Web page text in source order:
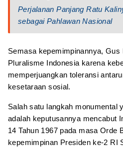
Perjalanan Panjang Ratu
sebagai Pahlawan Nasional
Semasa kepemimpinannya,
Pluralisme Indonesia karena
memperjuangkan toleransi
kesetaraan sosial.
Salah satu langkah monumental
adalah keputusannya mencabut
14 Tahun 1967 pada masa Orde
kepemimpinan Presiden ke-2 RI